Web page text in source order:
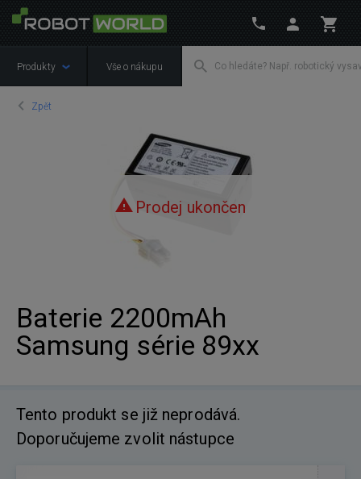
Produkty Vše o nákupu
Zpět
Prodej ukončen
Baterie 2200mAh
Samsung série 89xx
Tento produkt se již neprodává.
Doporučujeme zvolit nástupce